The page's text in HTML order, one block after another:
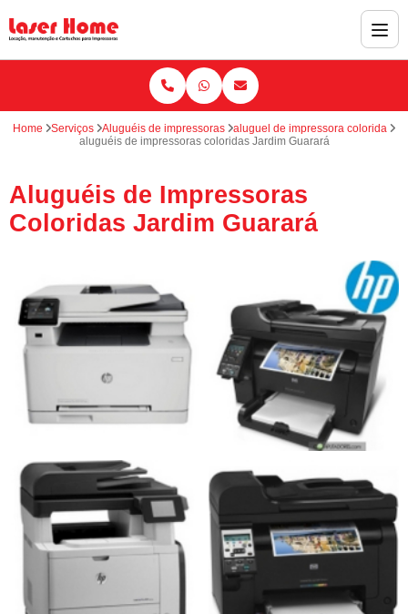
Home Serviços Aluguéis de impressoras
aluguel de impressora colorida
aluguéis de impressoras coloridas Jardim Guarará
Aluguéis de Impressoras
Coloridas Jardim Guarará